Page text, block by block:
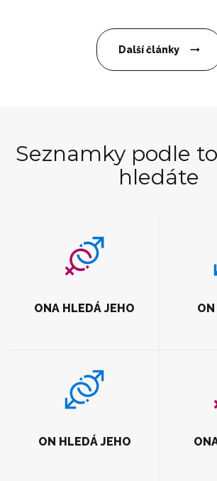
Další články
Seznamky podle
hledáte
ONA HLEDÁ JEHO
ON HLEDÁ JEHO